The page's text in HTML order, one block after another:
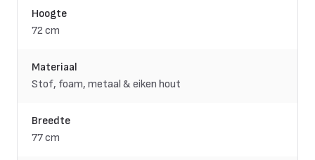
Hoogte
72 cm
Materiaal
Stof, foam, metaal & eiken hout
Breedte
77 cm